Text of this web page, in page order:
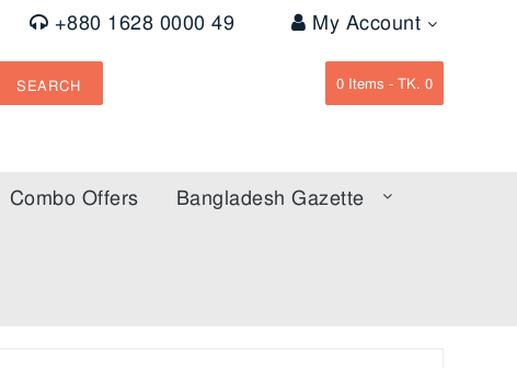
+880 1628 0000 49 My Account
SEARCH 0Items -TK. 0
Combo Offers
Bangladesh Gazette